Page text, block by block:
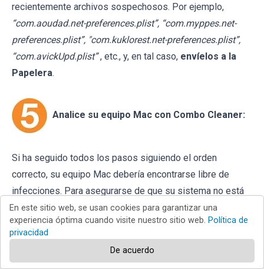
recientemente archivos sospechosos. Por ejemplo,
“com.aoudad.net-preferences.plist”, “com.myppes.net-
preferences.plist”, "com.kuklorest.net-preferences.plist”,
“com.avickUpd.plist” , etc., y, en tal caso, envíelos a la
Papelera.
Analice su equipo Mac con Combo Cleaner:
Si ha seguido todos los pasos siguiendo el orden
correcto, su equipo Mac debería encontrarse libre de
infecciones. Para asegurarse de que su sistema no está
infectado, analícelo con el antivirus Combo Cleaner.
Descárguelo AQUÍ. Tras descargar el archivo, haga doble
clic sobre el instaladorcombocleaner.dmg ; en la nueva
ventana, arrastre el icono de Combo Cleaner hasta el icono
En este sitio web, se usan cookies para garantizar una
experiencia óptima cuando visite nuestro sitio web. Política de
privacidad
De acuerdo